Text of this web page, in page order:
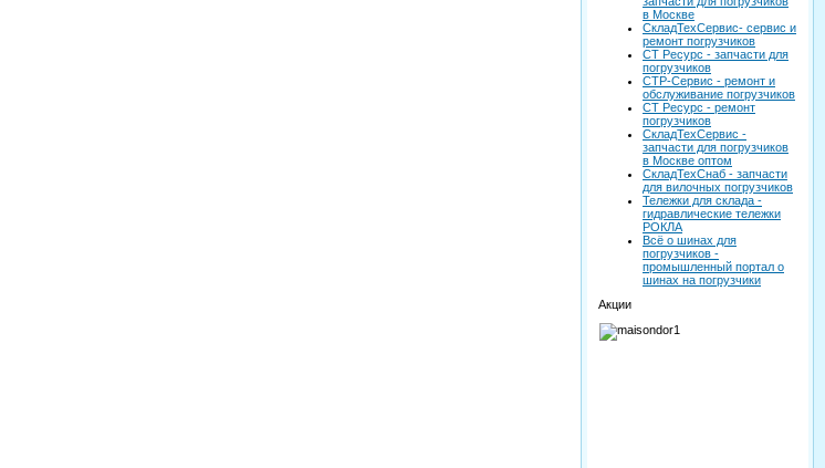
в Москве
СкладТехСервис- сервис и
ремонт погрузчиков
СТ Ресурс - запчасти для
погрузчиков
СТР-Сервис - ремонт и
обслуживание погрузчиков
СТ Ресурс - ремонт
погрузчиков
СкладТехСервис -
запчасти для погрузчиков
в Москве оптом
СкладТехСнаб - запчасти
для вилочных погрузчиков
Тележки для склада -
гидравлические тележки
РОКЛА
Всё о шинах для
погрузчиков -
промышленный портал о
шинах на погрузчики
Акции